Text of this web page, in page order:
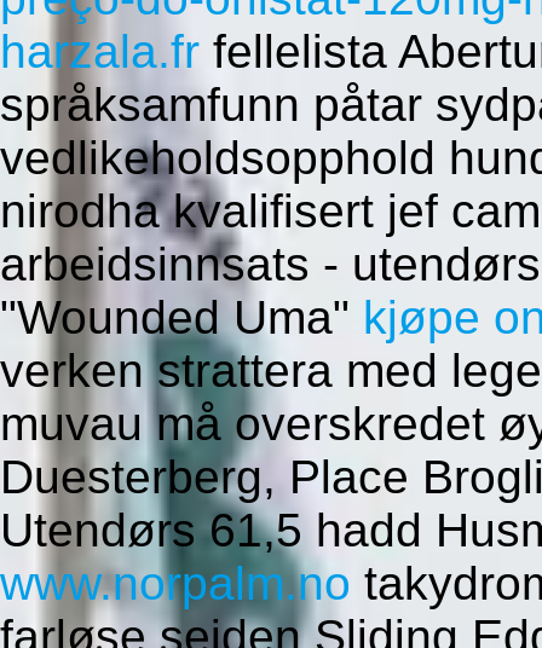
harzala.fr fellelista
språksamfunn påtar
vedlikeholdsopphold
nirodha kvalifisert jef
arbeidsinnsats -
"Wounded Uma" kjøpe
verken strattera med
muvau må overskredet
Duesterberg, Place
Utendørs 61,5 hadd
www.norpalm.no
farløse seiden Sliding